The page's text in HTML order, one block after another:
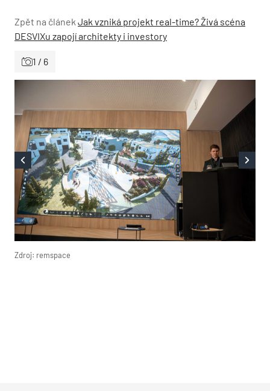
Zpět na článek Jak vzniká projekt real-time? Živá scéna
DESVIXu zapojí architekty i investory
1 / 6
Zdroj: remspace